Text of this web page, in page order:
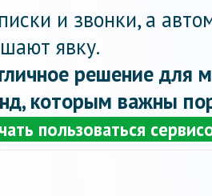
и звонки, а
явку.
решение для
которым важны
пользоваться